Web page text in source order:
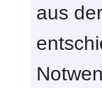
aus